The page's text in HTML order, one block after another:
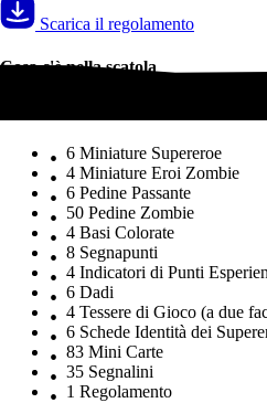
Scarica il regolamento
Cosa c'è nella scatola
6 Miniature Supereroe
4 Miniature Eroi Zombie
6 Pedine Passante
50 Pedine Zombie
4 Basi Colorate
8 Segnapunti
4 Indicatori di Punti
6 Dadi
4 Tessere di Gioco (a due
6 Schede Identità dei
83 Mini Carte
35 Segnalini
1 Regolamento